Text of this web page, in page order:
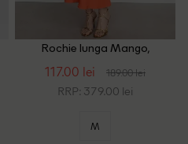
Rochie lunga Mango,
117.00 lei 189.00 lei
RRP: 379.00 lei
M